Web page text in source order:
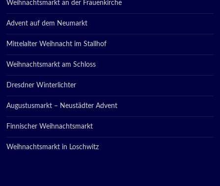
Weihnachtsmarkt an der Frauenkirche
Advent auf dem Neumarkt
Mittelalter Weihnacht im Stallhof
Weihnachtsmarkt am Schloss
Dresdner Winterlichter
Augustusmarkt – Neustädter Advent
Finnischer Weihnachtsmarkt
Weihnachtsmarkt in Loschwitz